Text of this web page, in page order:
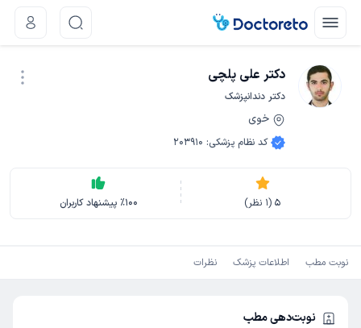
دکتر علی پلچی
دکتر دندانپزشک
خوی
کد نظام پزشکی:
203910
5
(
1 نظر) ٪100 پیشنهاد کاربران
نوبت مطب اطلاعات پزشک نظرات
نوبت‌دهی مطب